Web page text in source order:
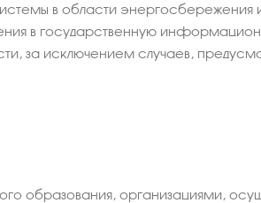
в области энергосбережения
в государственную
за исключением случаев,
образования, организациями,